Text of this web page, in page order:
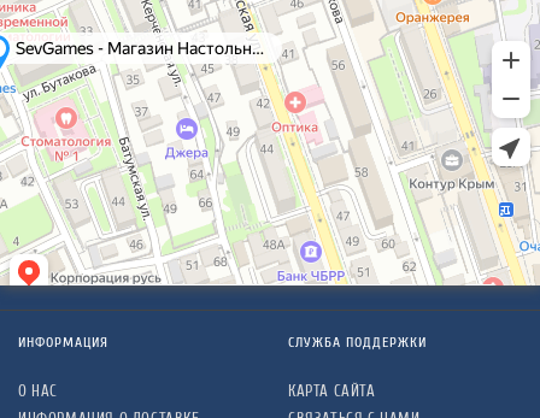
ИНФОРМАЦИЯ
О НАС
СЛУЖБА ПОДДЕРЖКИ
КАРТА САЙТА